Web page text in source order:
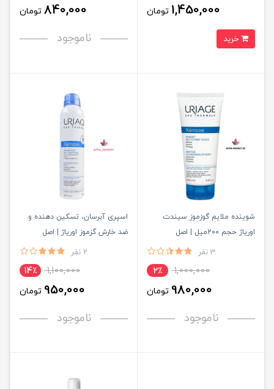
1,450,000 تومان 840,000 تومان
ناموجود
شوینده ملایم گوزموز سیندت
اوریاژ حجم ۲۰۰میل | اصل
3 نفر
1,000,000 2٪
980,000 تومان
ناموجود
اسپری آبرسان، تسکین دهنده و
ضد خارش گزموز اوریاژ | اصل
2 نفر
1,100,000 14٪
950,000 تومان
ناموجود